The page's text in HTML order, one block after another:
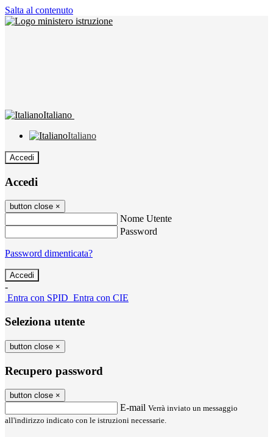
Salta al contenuto
Italiano
Italiano
Accedi
Accedi
button close ×
Nome Utente
Password
Password dimenticata?
-
Entra con SPID Entra con CIE
Seleziona utente
button close ×
Recupero password
button close ×
E-mail Verrà inviato un messaggio
all'indirizzo indicato con le istruzioni necessarie.